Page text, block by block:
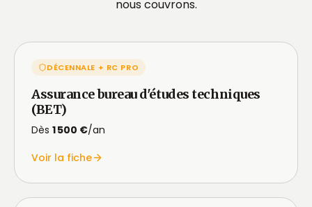
nous couvrons.
DÉCENNALE + RC PRO
Assurance bureau d'études techniques
(BET)
Dès 1 500 €/an
Voir la fiche